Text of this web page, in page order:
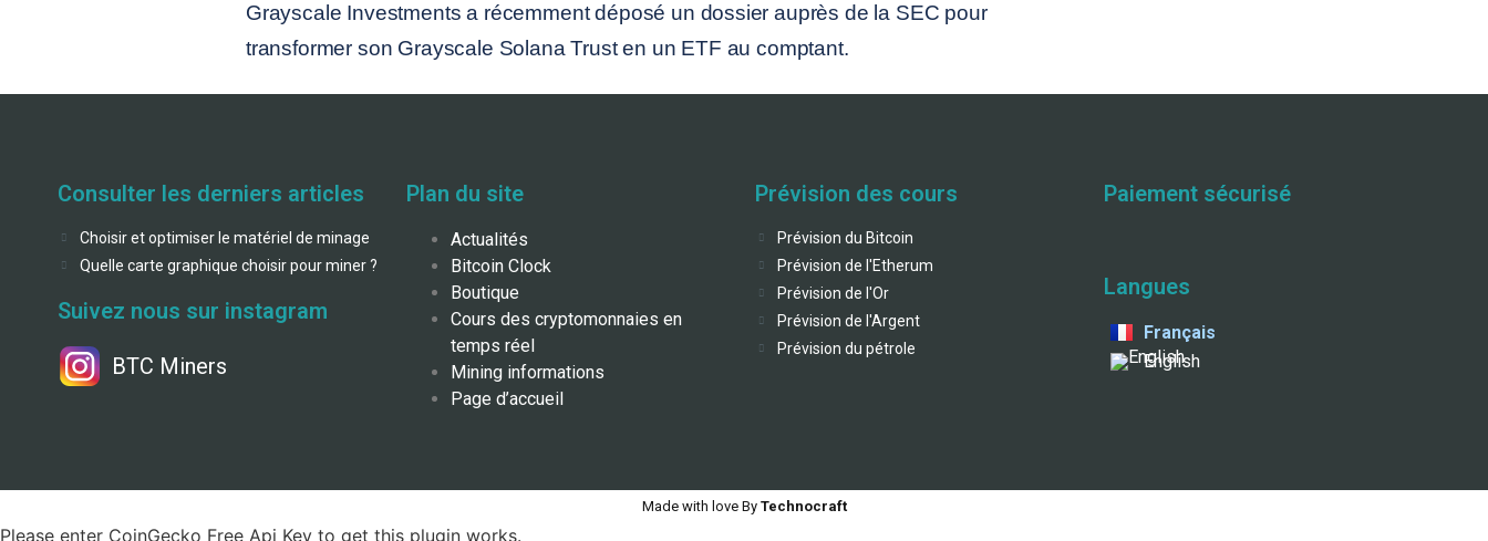
Grayscale Investments a récemment déposé un dossier auprès de la SEC pour
transformer son Grayscale Solana Trust en un ETF au comptant.
Consulter les derniers articles
Choisir et optimiser le matériel de minage
Quelle carte graphique choisir pour miner ?
Suivez nous sur instagram
BTC Miners
Plan du site
Actualités
Bitcoin Clock
Boutique
Cours des cryptomonnaies en
temps réel
Mining informations
Page d’accueil
Prévision des cours
Prévision du Bitcoin
Prévision de l'Etherum
Prévision de l'Or
Prévision de l'Argent
Prévision du pétrole
Paiement sécurisé
Langues
Français
English
Made with love ByTechnocraft
Please enter CoinGecko Free Api Key to get this plugin works.